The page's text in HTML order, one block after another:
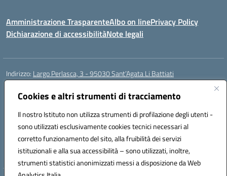
Cookies e altri strumenti di tracciamento
Il nostro Istituto non utilizza strumenti di profilazione degli utenti -
sono utilizzati esclusivamente cookies tecnici necessari al
corretto funzionamento del sito, alla fruibilità dei servizi
istituzionali e alla sua accessibilità – sono utilizzati, inoltre,
strumenti statistici anonimizzati messi a disposizione da Web
Amministrazione TrasparenteAlbo on linePrivacy Policy
Dichiarazione di accessibilitàNote legali
Indirizzo: Largo Perlasca, 3 - 95030 Sant’Agata Li Battiati
Centralino:
ctic8bl002@istruzione.it
Posta elettronica certificata (PEC):ctic8bl002@pec.istruzione.it
Codice fiscale: 93253680875
Codice meccanografico:CTIC8BL002
Codice Indice delle Pubbliche Amministrazioni (IPA): 7UKG69R2
Codice unico di fatturazione (CUF): F8M4AH